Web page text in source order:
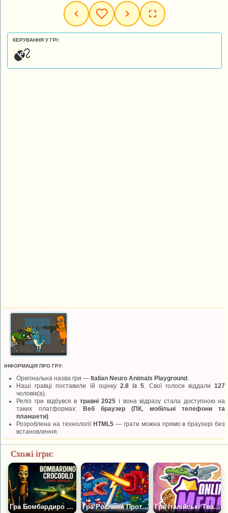
КЕРУВАННЯ У ГРІ:
ІНФОРМАЦІЯ ПРО ГРУ:
Оригінальна назва гри —Italian Neuro Animals Playground
Наші гравці поставили їй оцінку 2.8 із 5. Свої голоси віддали127
чоловік(а).
Реліз гри відбувся в травні 2025 і вона відразу стала доступною на
таких платформах: Веб браузер (ПК, мобільні телефони та
планшети)
Розроблена на технології HTML5— грати можна прямо в браузері без
встановлення.
Схожі ігри:
Гра Бомбардиро Крокодило: Жахливий Крикун Гра Рослини Проти Брейнротів. Роббі Гра Італійські Тварини Меми: З'єднай Хлопців